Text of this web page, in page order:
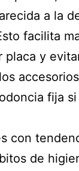
a la
facilita
placa y
fija
con
de